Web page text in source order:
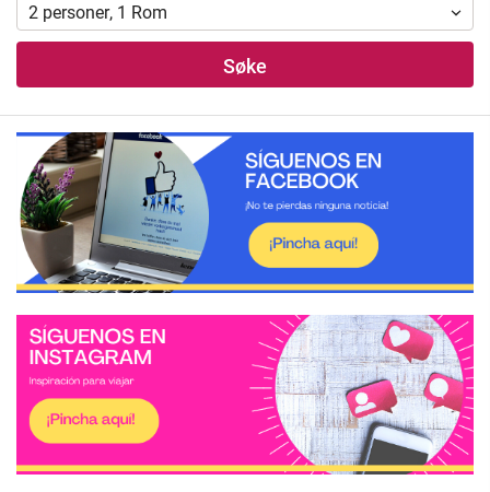
2 personer, 1 Rom
Søke